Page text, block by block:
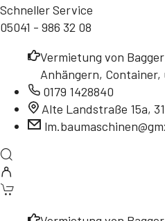
Schneller Service
05041 - 986 32 08
Vermietung von
Anhängern, Container,
0179 1428840
Alte Landstraße 15a,